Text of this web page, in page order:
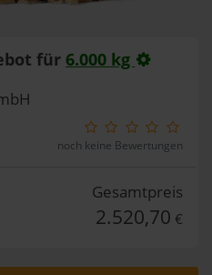
für 6.000 kg
noch keine Bewertungen
Gesamtpreis
2.520,70 €